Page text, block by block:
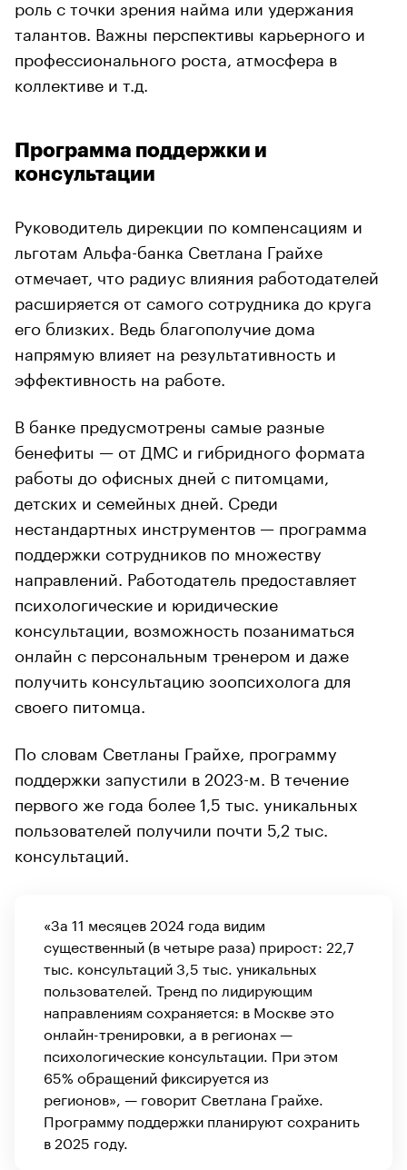
роль с точки зрения найма или удержания
талантов. Важны перспективы карьерного и
профессионального роста, атмосфера в
коллективе и т.д.
Программа поддержки и
консультации
Руководитель дирекции по компенсациям и
льготам Альфа-банка Светлана Грайхе
отмечает, что радиус влияния работодателей
расширяется от самого сотрудника до круга
его близких. Ведь благополучие дома
напрямую влияет на результативность и
эффективность на работе.
В банке предусмотрены самые разные
бенефиты — от ДМС и гибридного формата
работы до офисных дней с питомцами,
детских и семейных дней. Среди
нестандартных инструментов — программа
поддержки сотрудников по множеству
направлений. Работодатель предоставляет
психологические и юридические
консультации, возможность позаниматься
онлайн с персональным тренером и даже
получить консультацию зоопсихолога для
своего питомца.
По словам Светланы Грайхе, программу
поддержки запустили в 2023-м. В течение
первого же года более 1,5 тыс. уникальных
пользователей получили почти 5,2 тыс.
консультаций.
«За 11 месяцев 2024 года видим
существенный (в четыре раза) прирост: 22,7
тыс. консультаций 3,5 тыс. уникальных
пользователей. Тренд по лидирующим
направлениям сохраняется: в Москве это
онлайн-тренировки, а в регионах —
психологические консультации. При этом
65% обращений фиксируется из
регионов», — говорит Светлана Грайхе.
Программу поддержки планируют сохранить
в 2025 году.